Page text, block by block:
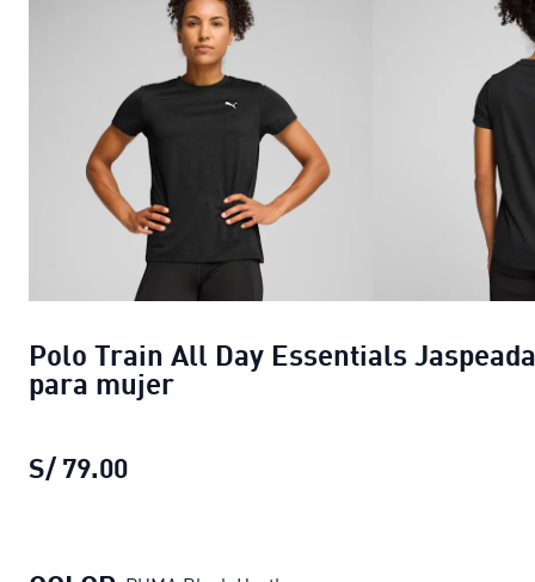
Polo Train All Day Essentials Jaspeada
para mujer
S/ 79.00